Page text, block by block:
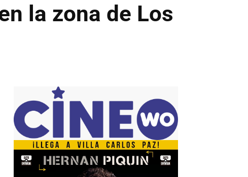
la zona de Los